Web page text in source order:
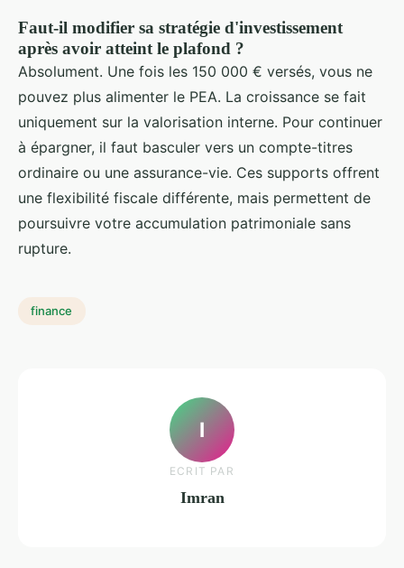
Faut-il modifier sa stratégie d'investissement
après avoir atteint le plafond ?
Absolument. Une fois les 150 000 € versés, vous ne
pouvez plus alimenter le PEA. La croissance se fait
uniquement sur la valorisation interne. Pour continuer
à épargner, il faut basculer vers un compte-titres
ordinaire ou une assurance-vie. Ces supports offrent
une flexibilité fiscale différente, mais permettent de
poursuivre votre accumulation patrimoniale sans
rupture.
finance
I
ECRIT PAR
Imran